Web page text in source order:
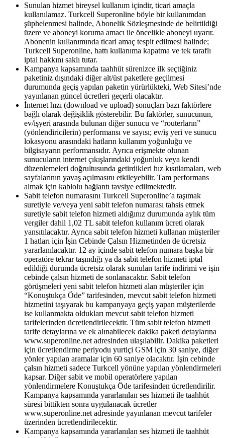
Sunulan hizmet bireysel kullanım içindir, ticari amaçla
kullanılamaz. Turkcell Superonline böyle bir kullanımdan
şüphelenmesi halinde, Abonelik Sözleşmesinde de belirtildiği
üzere ve aboneyi koruma amacı ile öncelikle aboneyi uyarır.
Abonenin kullanımında ticari amaç tespit edilmesi halinde;
Turkcell Superonline, hattı kullanıma kapatma ve tek taraflı
iptal hakkını saklı tutar. ​
Kampanya kapsamında taahhüt sürenizce ilk seçtiğiniz
paketiniz dışındaki diğer alt/üst paketlere geçilmesi
durumunda geçiş yapılan paketin yürürlükteki, Web Sitesi’nde
yayınlanan güncel ücretleri geçerli olacaktır.
İnternet hızı (download ve upload) sonuçları bazı faktörlere
bağlı olarak değişiklik gösterebilir. Bu faktörler, sunucunun,
ev/işyeri arasında bulunan diğer sunucu ve “routerların”
(yönlendiricilerin) performansı ve sayısı; ev/iş yeri ve sunucu
lokasyonu arasındaki hatların kullanım yoğunluğu ve
bilgisayarın performansıdır. Ayrıca erişmekte olunan
sunucuların internet çıkışlarındaki yoğunluk veya kendi
düzenlemeleri doğrultusunda getirdikleri hız kısıtlamaları, web
sayfalarının yavaş açılmasını etkileyebilir. Tam performans
almak için kablolu bağlantı tavsiye edilmektedir.​
Sabit telefon numarasını Turkcell Superonline’a taşımak
suretiyle ve/veya yeni sabit telefon numarası tahsis etmek
suretiyle sabit telefon hizmeti aldığınız durumunda aylık tüm
vergiler dahil 1,02 TL sabit telefon kullanım ücreti olarak
yansıtılacaktır. Ayrıca sabit telefon hizmeti kullanan müşteriler
1 hatları için İşin Cebinde Çalsın Hizmetinden de ücretsiz
yararlanılacaktır. 12 ay içinde sabit telefon numara başka bir
operatöre tekrar taşındığı ya da sabit telefon hizmeti iptal
edildiği durumda ücretsiz olarak sunulan tarife indirimi ve işin
cebinde çalsın hizmeti de sonlanacaktır. Sabit telefon
görüşmeleri yeni sabit telefon hizmeti alan müşteriler için
“Konuştukça Öde” tarifesinden, mevcut sabit telefon hizmeti
hizmetini taşıyarak bu kampanyaya geçiş yapan müşterilerde
ise kullanmakta oldukları mevcut sabit telefon hizmeti
tarifelerinden ücretlendirilecektir. Tüm sabit telefon hizmeti
tarife detaylarına ve ek alınabilecek dakika paketi detaylarına
www.superonline.net adresinden ulaşılabilir. Dakika paketleri
için ücretlendirme periyodu yurtiçi GSM için 30 saniye, diğer
yönler yapılan aramalar için 60 saniye olacaktır. İşin cebinde
çalsın hizmeti sadece Turkcell yönüne yapılan yönlendirmeleri
kapsar. Diğer sabit ve mobil operatörlere yapılan
yönlendirmelere Konuştukça Öde tarifesinden ücretlendirilir.
Kampanya kapsamında yararlanılan ses hizmeti ile taahhüt
süresi bittikten sonra uygulanacak ücretler
www.superonline.net adresinde yayınlanan mevcut tarifeler
üzerinden ücretlendirilecektir.
Kampanya kapsamında yararlanılan ses hizmeti ile taahhüt